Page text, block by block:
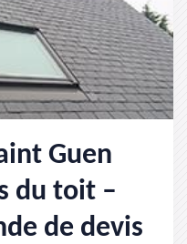
Guen
du toit –
de devis